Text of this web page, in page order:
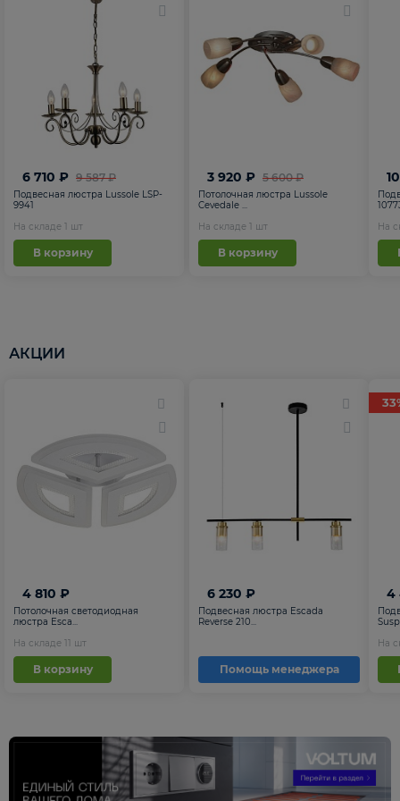
9 587 ₽
6 710 ₽
Подвесная люстра Lussole LSP-
9941
На складе 1 шт
В корзину
5 600 ₽
3 920 ₽
Потолочная люстра Lussole
Cevedale ...
На складе 1 шт
В корзину
На
АКЦИИ
4 810 ₽
Потолочная светодиодная
люстра Esca...
На складе 11 шт
В корзину
6 230 ₽
Подвесная люстра Escada
Reverse 210...
Помощь менеджера
4
На